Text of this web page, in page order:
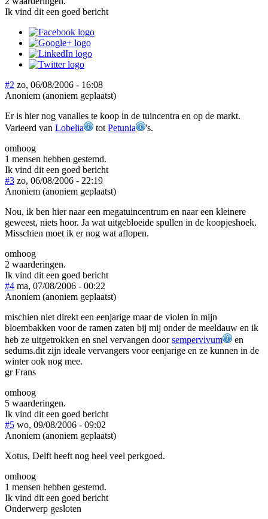
Ik vind dit een goed bericht
#2 zo, 06/08/2006 - 16:08
Anoniem (anoniem geplaatst)
Er is hier nog vanalles te koop in de tuincentra en op de markt.
Varieerd van Lobelia tot Petunia
's.
omhoog
1 mensen hebben gestemd.
Ik vind dit een goed bericht
#3 zo, 06/08/2006 - 22:19
Anoniem (anoniem geplaatst)
Nou, ik ben hier naar een megatuincentrum en naar een kleinere
geweest, niets hoor. Ja wat uitgebloeide spullen in de koopjeshoek.
Misschien moet ik er nog wat aflopen.
omhoog
2 waarderingen.
Ik vind dit een goed bericht
#4 ma, 07/08/2006 - 00:22
Anoniem (anoniem geplaatst)
mischien niet direkt een eenjarige maar de violen in mijn
bloembakken voor de ramen zaten bij mij onder de meeldauw en ik
heb ze uitgetrokken en snel vervangen doorsempervivum
en
sedums.dit zijn ideale vervangers voor eenjarige en ze kunnen in de
winter ook nog mee.
gr Frans
omhoog
5 waarderingen.
Ik vind dit een goed bericht
#5 wo, 09/08/2006 - 09:02
Anoniem (anoniem geplaatst)
Xotus, Delft heeft nog heel veel perkgoed.
omhoog
1 mensen hebben gestemd.
Ik vind dit een goed bericht
Onderwerp gesloten